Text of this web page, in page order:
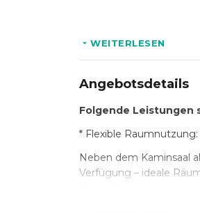
* Kaffeepausen: Zwei
* Abendessen (3-Gang)
WEITERLESEN
Angebotsdetails
Folgende Leistungen
* Flexible Raumnutzung:
Neben dem Kaminsaal
Verfügung – ideale